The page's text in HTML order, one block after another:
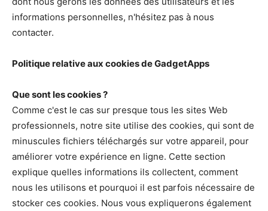
informations personnelles, n'hésitez pas à nous
contacter.
Politique relative aux cookies de GadgetApps
Que sont les cookies ?
Comme c'est le cas sur presque tous les sites Web
professionnels, notre site utilise des cookies, qui sont de
minuscules fichiers téléchargés sur votre appareil, pour
améliorer votre expérience en ligne. Cette section
explique quelles informations ils collectent, comment
nous les utilisons et pourquoi il est parfois nécessaire de
stocker ces cookies. Nous vous expliquerons également